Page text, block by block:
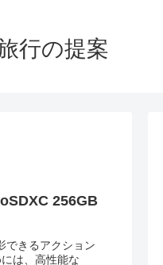
行の提案
256GB
は、高性能な